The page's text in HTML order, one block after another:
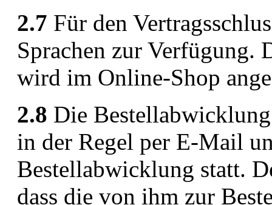
2.7 Für den
Sprachen zur Verfügung.
wird im Online-Shop
2.8 Die
in der Regel per E-Mail
Bestellabwicklung statt.
dass die von ihm zur